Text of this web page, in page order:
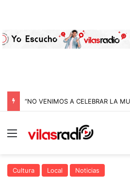
Menú
Cultura Local Noticias